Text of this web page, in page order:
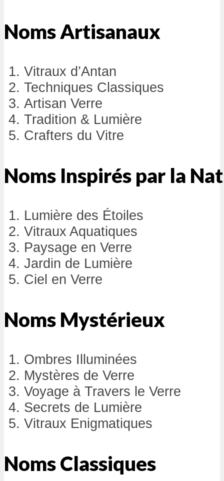
Noms Artisanaux
Vitraux d’Antan
Techniques Classiques
Artisan Verre
Tradition & Lumière
Crafters du Vitre
Noms Inspirés par la
Lumière des Étoiles
Vitraux Aquatiques
Paysage en Verre
Jardin de Lumière
Ciel en Verre
Noms Mystérieux
Ombres Illuminées
Mystères de Verre
Voyage à Travers le Verre
Secrets de Lumière
Vitraux Enigmatiques
Noms Classiques